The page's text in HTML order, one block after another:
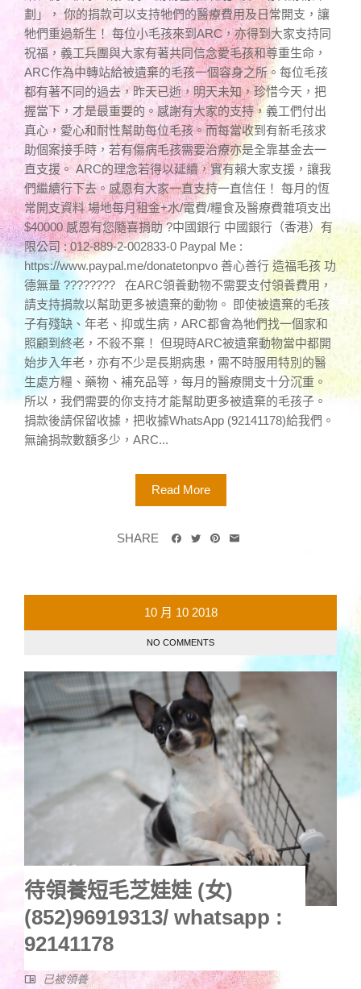
劃」， 你的捐款可以支持牠們的醫療費用及日常開支，讓
牠們重過新生！ 每位小毛孩來到ARC，亦得到大家支持同
祝福，義工兵團與大家有著共同信念愛毛孩和尊重生命，
ARC作為中轉站給被遺棄的毛孩一個容身之所。每位毛孩
都有著不同的過去，昨天已逝，明天未知，珍惜今天，把
握當下，才是最重要的。感謝有大家的支持，義工們付出
真心，愛心和耐性幫助每位毛孩。而每當收到有新毛孩求
助個案接手時，若有傷病毛孩需要治療亦是全靠基金去一
直支援。 ARC的理念若得以延續，實有賴大家支援，讓我
們繼續行下去。感恩有大家一直支持一直信任！ 每月的恆
常開支資料 場地每月租金+水/電費/糧食及醫療費雜項支出
$40000 感恩有您隨喜捐助 ?中國銀行 中國銀行（香港）有
限公司 : 012-889-2-002833-0 Paypal Me :
https://www.paypal.me/donatetonpvo 善心善行 造福毛孩 功
德無量 ???????? 在ARC領養動物不需要支付領養費用，
請支持捐款以幫助更多被遺棄的動物。 即使被遺棄的毛孩
子有殘缺、年老、抑或生病，ARC都會為牠們找一個家和
照顧到終老，不殺不棄！ 但現時ARC被遺棄動物當中都開
始步入年老，亦有不少是長期病患，需不時服用特別的醫
生處方糧、藥物、補充品等，每月的醫療開支十分沉重。
所以，我們需要的你支持才能幫助更多被遺棄的毛孩子。
捐款後請保留收據，把收據WhatsApp (92141178)給我們。
無論捐款數額多少，ARC...
Read More
SHARE
10 月 10 2018
NO COMMENTS
待領養短毛芝娃娃 (女)
(852)96919313/ whatsapp :
92141178
已被領養